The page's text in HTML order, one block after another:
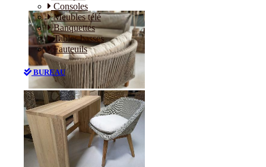
Consoles
Meubles télé
Banquettes
Tables basses
Fauteuils
BUREAU
Canapés
Consoles
Meubles télé
Banquettes
Tables basses
Fauteuils